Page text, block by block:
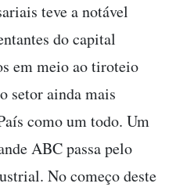
teve a notável
do capital
em meio ao tiroteio
setor ainda mais
como um todo. Um
ABC passa pelo
No começo deste